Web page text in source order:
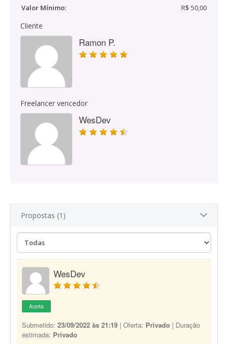
Valor Mínimo:
R$ 50,00
Cliente
Ramon P.
Freelancer vencedor
WesDev
Propostas (1)
WesDev
Aceita
Submetido: 23/09/2022 às 21:19 | Oferta: Privado | Duração
estimada: Privado